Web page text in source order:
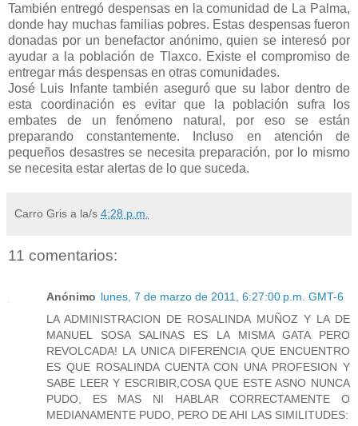
También entregó despensas en la comunidad de La Palma,
donde hay muchas familias pobres. Estas despensas fueron
donadas por un benefactor anónimo, quien se interesó por
ayudar a la población de Tlaxco. Existe el compromiso de
entregar más despensas en otras comunidades.
José Luis Infante también aseguró que su labor dentro de
esta coordinación es evitar que la población sufra los
embates de un fenómeno natural, por eso se están
preparando constantemente. Incluso en atención de
pequeños desastres se necesita preparación, por lo mismo
se necesita estar alertas de lo que suceda.
Carro Gris a la/s 4:28 p.m.
11 comentarios:
Anónimo lunes, 7 de marzo de 2011, 6:27:00 p.m. GMT-6
LA ADMINISTRACION DE ROSALINDA MUÑOZ Y LA DE
MANUEL SOSA SALINAS ES LA MISMA GATA PERO
REVOLCADA! LA UNICA DIFERENCIA QUE ENCUENTRO
ES QUE ROSALINDA CUENTA CON UNA PROFESION Y
SABE LEER Y ESCRIBIR,COSA QUE ESTE ASNO NUNCA
PUDO, ES MAS NI HABLAR CORRECTAMENTE O
MEDIANAMENTE PUDO, PERO DE AHI LAS SIMILITUDES: